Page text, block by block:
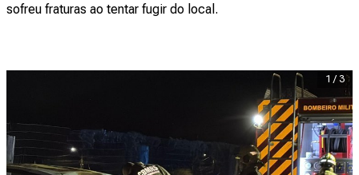
sofreu fraturas ao tentar fugir do local.
1 /3